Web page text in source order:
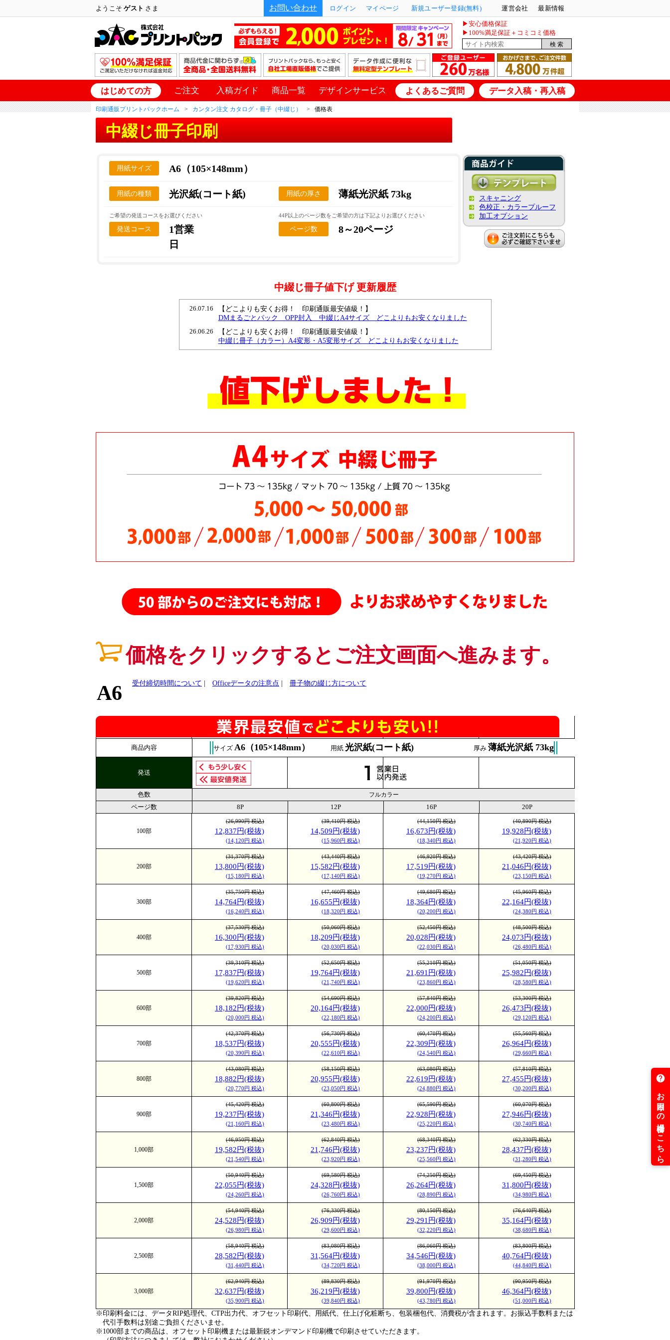
ようこそゲスト さま お問い合わせ ログイン マイページ 新規ユーザー登録(無料) 運営会社 最新情報
▶安心価格保証
▶100%満足保証＋コミコミ価格
はじめての方 ご注文 入稿ガイド 商品一覧 デザインサービス よくあるご質問 データ入稿・再入稿
印刷通販プリントパックホーム カンタン注文 カタログ・冊子（中綴じ） 価格表
中綴じ冊子印刷
用紙サイズ A6（105×148mm）
用紙の種類 光沢紙(コート紙) 用紙の厚さ 薄紙光沢紙 73kg
ご希望の発送コースをお選びください
発送コース
1営業
日
44P以上のページ数をご希望の方は下記よりお選びください
ページ数 8～20ページ
スキャニング
色校正・カラープルーフ
加工オプション
中綴じ冊子値下げ 更新履歴
26.07.16
【どこよりも安くお得！ 印刷通販最安値級！】
DMまるごとパック OPP封入 中綴じA4サイズ どこよりもお安くなりました
26.06.26
【どこよりも安くお得！ 印刷通販最安値級！】
中綴じ冊子（カラー）A4変形・A5変形サイズ どこよりもお安くなりました
中綴じモノクロA4・B5サイズがどこよりもお安くなりました
中綴じモノクロ B6・A5サイズ どこよりも安く、さらに値下げしました
中綴じ冊子・A4サイズを、どこよりも安く値下げしました。
26.02.19
中綴じ冊子・モノクロ・A6サイズをどこよりも安く値下げしました
中綴じ冊子・モノクロ・A5/B6 サイズをどこよりも安く値下げしました
中綴じ冊子・カラー・B6サイズ 7営業日を追加し、どこよりも安く値下げしました
26.02.06
中綴じ冊子・モノクロ・A4サイズをさらに値下げしました。最大5万部ご対応中！
中綴じ冊子・A4サイズ・カラー 各種用紙を更に値下げしました
中綴じ冊子（カラー）A4／B5サイズ さらに値下げしました
折パンフレット
中綴じ冊子（モノクロ）をさらに値下げしました
26.01.20
中綴じ冊子・A4・B5変形サイズ（モノクロ） さらに値下げしました
25.11.07
中綴じ冊子（カラー）A4、B5、A5サイズ（5,000部まで）更に値下げしました！
25.10.13
オフセット中綴じ・A4サイズ 5,000部～50,000部をさらに【値下げ】はじめました！
25.10.08
オフセット中綴じ冊子・A5変形カラー さらに【値下げ】はじめました！
25.09.15
中綴じ冊子・A4サイズ 100・300・500・1000・2000・3000部をさらに値下げ！
価格をクリックするとご注文画面へ進みます。
A6
受付締切時間について Officeデータの注意点 冊子物の綴じ方について
100部
(26,990円 税込)
12,837円(税抜)
(14,120円 税込)
(39,410円 税込)
14,509円(税抜)
(15,960円 税込)
(44,150円 税込)
16,673円(税抜)
(18,340円 税込)
(40,890円 税込)
19,928円(税抜)
(21,920円 税込)
200部
(31,370円 税込)
13,800円(税抜)
(15,180円 税込)
(43,440円 税込)
15,582円(税抜)
(17,140円 税込)
(46,920円 税込)
17,519円(税抜)
(19,270円 税込)
(43,420円 税込)
21,046円(税抜)
(23,150円 税込)
300部
(35,750円 税込)
14,764円(税抜)
(16,240円 税込)
(47,460円 税込)
16,655円(税抜)
(18,320円 税込)
(49,680円 税込)
18,364円(税抜)
(20,200円 税込)
(45,960円 税込)
22,164円(税抜)
(24,380円 税込)
400部
(37,530円 税込)
16,300円(税抜)
(17,930円 税込)
(50,060円 税込)
18,209円(税抜)
(20,030円 税込)
(52,450円 税込)
20,028円(税抜)
(22,030円 税込)
(48,500円 税込)
24,073円(税抜)
(26,480円 税込)
500部
(39,310円 税込)
17,837円(税抜)
(19,620円 税込)
(52,650円 税込)
19,764円(税抜)
(21,740円 税込)
(55,210円 税込)
21,691円(税抜)
(23,860円 税込)
(51,050円 税込)
25,982円(税抜)
(28,580円 税込)
600部
(39,820円 税込)
18,182円(税抜)
(20,000円 税込)
(54,690円 税込)
20,164円(税抜)
(22,180円 税込)
(57,840円 税込)
22,000円(税抜)
(24,200円 税込)
(53,300円 税込)
26,473円(税抜)
(29,120円 税込)
700部
(42,370円 税込)
18,537円(税抜)
(20,390円 税込)
(56,730円 税込)
20,555円(税抜)
(22,610円 税込)
(60,470円 税込)
22,309円(税抜)
(24,540円 税込)
(55,560円 税込)
26,964円(税抜)
(29,660円 税込)
800部
(43,080円 税込)
18,882円(税抜)
(20,770円 税込)
(58,150円 税込)
20,955円(税抜)
(23,050円 税込)
(63,080円 税込)
22,619円(税抜)
(24,880円 税込)
(57,810円 税込)
27,455円(税抜)
(30,200円 税込)
900部
(45,420円 税込)
19,237円(税抜)
(21,160円 税込)
(60,800円 税込)
21,346円(税抜)
(23,480円 税込)
(65,590円 税込)
22,928円(税抜)
(25,220円 税込)
(60,070円 税込)
27,946円(税抜)
(30,740円 税込)
1,000部
(46,950円 税込)
19,582円(税抜)
(21,540円 税込)
(62,840円 税込)
21,746円(税抜)
(23,920円 税込)
(68,340円 税込)
23,237円(税抜)
(25,560円 税込)
(62,330円 税込)
28,437円(税抜)
(31,280円 税込)
1,500部
(50,940円 税込)
22,055円(税抜)
(24,260円 税込)
(69,580円 税込)
24,328円(税抜)
(26,760円 税込)
(74,250円 税込)
26,264円(税抜)
(28,890円 税込)
(69,450円 税込)
31,800円(税抜)
(34,980円 税込)
2,000部
(54,940円 税込)
24,528円(税抜)
(26,980円 税込)
(76,330円 税込)
26,909円(税抜)
(29,600円 税込)
(80,150円 税込)
29,291円(税抜)
(32,220円 税込)
(76,640円 税込)
35,164円(税抜)
(38,680円 税込)
2,500部
(58,940円 税込)
28,582円(税抜)
(31,440円 税込)
(83,080円 税込)
31,564円(税抜)
(34,720円 税込)
(86,060円 税込)
34,546円(税抜)
(38,000円 税込)
(83,800円 税込)
40,764円(税抜)
(44,840円 税込)
3,000部
(62,940円 税込)
32,637円(税抜)
(35,900円 税込)
(89,830円 税込)
36,219円(税抜)
(39,840円 税込)
(91,970円 税込)
39,800円(税抜)
(43,780円 税込)
(90,950円 税込)
46,364円(税抜)
(51,000円 税込)
商品内容 サイズ A6（105×148mm） 用紙 光沢紙(コート紙) 厚み 薄紙光沢紙 73kg
発送
色数 フルカラー
ページ数 8P 12P 16P 20P
※印刷料金には、データRIP処理代、CTP出力代、オフセット印刷代、用紙代、仕上げ化粧断ち、包装梱包代、消費税が含まれます。お振込手数料または
代引手数料は別途ご負担くださいませ。
※1000部までの商品は、オフセット印刷機または最新鋭オンデマンド印刷機で印刷させていただきます。